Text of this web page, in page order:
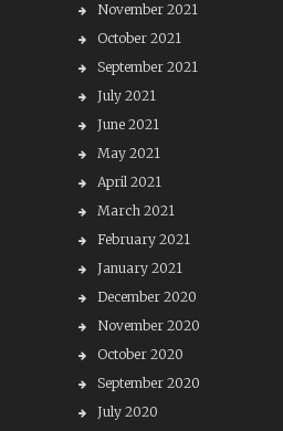
November 2021
October 2021
September 2021
July 2021
June 2021
May 2021
April 2021
March 2021
February 2021
January 2021
December 2020
November 2020
October 2020
September 2020
July 2020